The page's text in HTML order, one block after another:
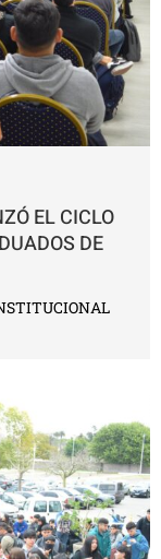
EL CICLO
DE